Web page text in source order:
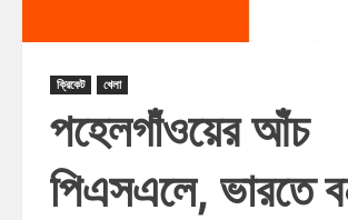
ক্রিকেট খেলা
পহেলগাঁওয়ের আঁচ
পিএসএলে, ভারতে